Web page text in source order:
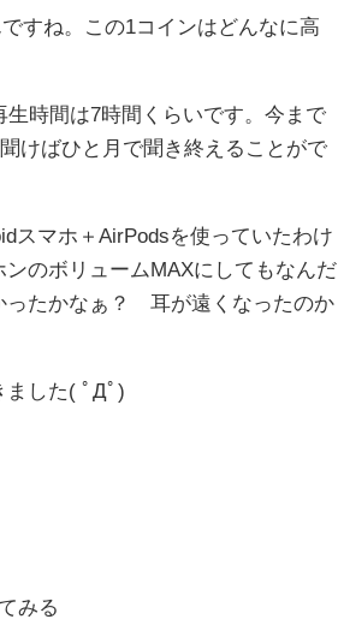
すね。この1コインはどんなに高
時間は7時間くらいです。今まで
けばひと月で聞き終えることがで
スマホ＋AirPodsを使っていたわけ
のボリュームMAXにしてもなんだ
ったかなぁ？ 耳が遠くなったのか
ました( ﾟДﾟ)
みる